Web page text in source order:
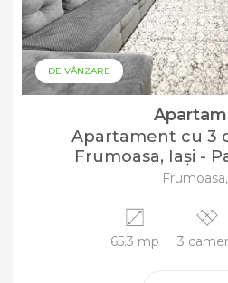
DE VÂNZARE
Apartament cu 3
Frumoasa, Iași -
65.3 mp 3